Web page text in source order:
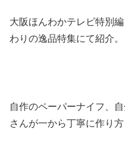
大阪ほんわかテレビ特別
わりの逸品特集にて紹介。
自作のペーパーナイフ、
さんが一から丁寧に作り